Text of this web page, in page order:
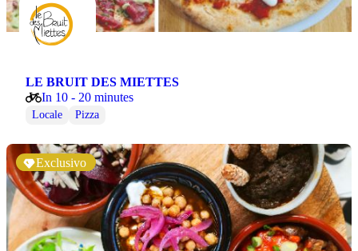
LE BRUIT DES MIETTES
In 10 - 20 minutes
Locale Pizza
Exclusivo